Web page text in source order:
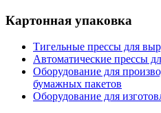
Картонная упаковка
Тигельные прессы для
Автоматические прессы
Оборудование для
бумажных пакетов
Оборудование для